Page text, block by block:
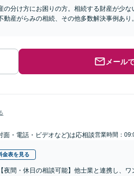
の分け方にお困りの方。相続する財産が少
動産がらみの相続、その他多数解決事例あ
メール
面・電話・ビデオなど)は応相談営業時間：
金表を見る
夜間・休日の相談可能】他士業と連携し、